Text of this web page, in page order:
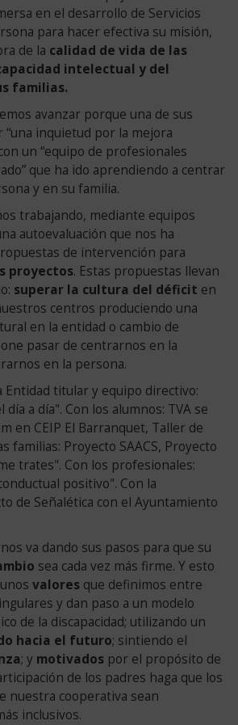
en el desarrollo de Servicios
para hacer efectiva su misión,
de la calidad de vida de las
intelectual y del
familias.
avanzar porque una de sus
inquietud por la mejora
un “equipo de profesionales
que ha ido aprendiendo a centrar
y en su familia.
trabajando, mediante equipos
autoevaluación que nos ha
de intervención para
proyectos. Estas propuestas llevan
superar la cultura del déficit en
centros produciendo una
en la entidad o cambio de
pasar de centrarnos en la
en la persona.
va dando sus pasos para que su
sea cada vez más firme. Y esto
valores que definimos entre
y dan paso a un modelo
de la discapacidad; utilizando un
hacia el futuro; sintiendo el
; y motivados por el propósito de
de los padres haga que los
nuestra cooperativa sean
inclusivos.